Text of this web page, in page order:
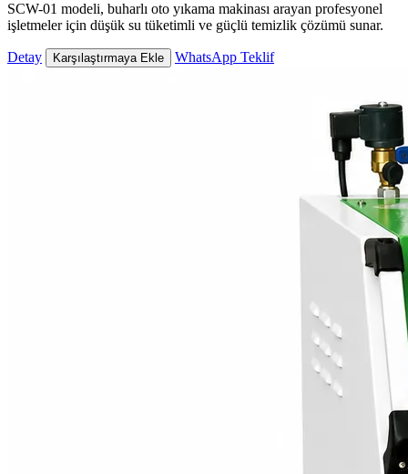
SCW-01 modeli, buharlı oto yıkama makinası arayan profesyonel
işletmeler için düşük su tüketimli ve güçlü temizlik çözümü sunar.
Detay Karşılaştırmaya Ekle WhatsApp Teklif